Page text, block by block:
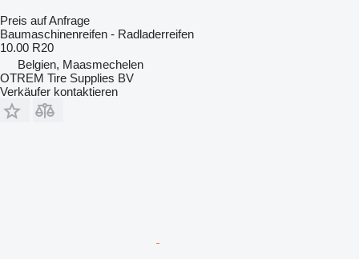
Preis auf Anfrage
Baumaschinenreifen - Radladerreifen
10.00 R20
Belgien, Maasmechelen
OTREM Tire Supplies BV
Verkäufer kontaktieren